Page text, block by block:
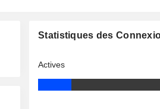
Statistiques des
Actives